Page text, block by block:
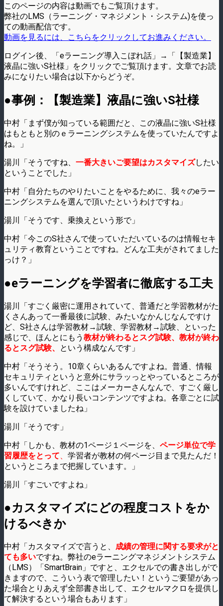
このページの内容は動画でもご覧頂けます。
弊社のLMS（ラーニング・マネジメント・システム)を使っ
ての動画配信です。
動画を見るには、こちらをクリックしてお進みください。
ログイン後、「eラーニング導入こぼれ話」→「【製造業】
液晶に強いS社様」をクリックでご覧頂けます。文章でお読
みになりたい場合は以下からどうぞ。
●事例：【製造業】液晶に強いS社様
中村「まず僕が知っている範囲だと、この液晶に強いS社様
はもともと別のｅラーニングシステムを使っていたんですよ
ね。」
湯川「そうですね、 一番大きいご要望はカスタマイズしたい
ということでした」
中村「自分たちのやりたいことをやるために、我々のeラー
ニングシステムを選んで頂いたというわけですね」
湯川「そうです、乗換えという形で」
中村「今このS社さんで使っていただいているのは情報セキ
ュリティ教育ということですね。どんな工夫がされてました
っけ？」
●eラーニングを学習者に徹底する工夫
湯川「すごく厳密に運用されていて、普通だと学習教材がた
くさんあって一番最後に試験、みたいなかんじなんですけ
ど、S社さんは学習教材→試験、学習教材→試験、といった
感じで、ほんとにもう 教材が終わるとスグ試験、教材が終わ
るとスグ試験、
という構成なんです」
中村「そうそう。10章くらいあるんですよね。普通、情報
セキュリティというと意外にサラッっとやっているところが
多いんですけれど、ここはメーカーさんなんで、すごく厳し
くしていて、かなり長いコンテンツですよね。各章ごとに試
験を設けていましたね」
湯川「そうです」
中村「しかも、教材の1ページ１ページを、 ページ単位で学
習履歴をとって
学習者が教材の何ページ目まで見たんだ！
というところまで把握しています。」
湯川「すごいですよね」
●カスタマイズにどの程度コストをか
けるべきか
中村「カスタマイズで言うと、 成績の管理に関する要求がと
ても多いですね。弊社のeラーニングマネジメントシステム
（LMS）「SmartBrain」ですと、エクセルでの書き出しがで
きますので、こういう表で管理したい！というご要望があっ
た場合とりあえず全部書き出して、エクセルマクロを提供し
て解決するという場合もあります」